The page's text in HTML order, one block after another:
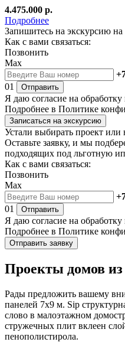
4.475.000 р.
Подробнее
Запишитесь на экскурсию на
Как с вами связаться:
Позвонить
Max
01
Отправить
Я даю согласие на
Подробнее в Политике
Записаться на экскурсию
Устали выбирать проект
Оставьте заявку, и мы
подходящих под льготную
Как с вами связаться:
Позвонить
Max
01
Отправить
Я даю согласие на
Подробнее в Политике
Отправить заявку
Проекты домов
Рады предложить вашему
панелей 7х9 м. Sip
слово в малоэтажном
стружечных плит вклеен
пенополистирола.